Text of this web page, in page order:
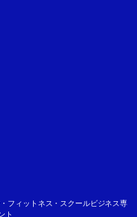
フィットネス・スクールビジネス専
ト